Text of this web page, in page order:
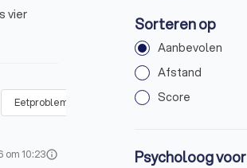
vier
Eetproblemen of negatief lichaamsbeeld
10:23info
Sorteren op
Aanbevolen
Afstand
Score
Psycholoog voor